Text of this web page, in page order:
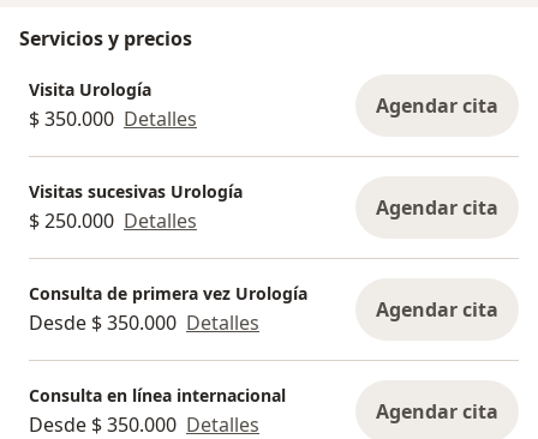
Servicios y precios
Visita Urología
$ 350.000 Detalles Agendar cita
Visitas sucesivas Urología
$ 250.000 Detalles Agendar cita
Consulta de primera vez Urología
Desde $ 350.000 Detalles Agendar cita
Consulta en línea internacional
Desde $ 350.000 Detalles Agendar cita